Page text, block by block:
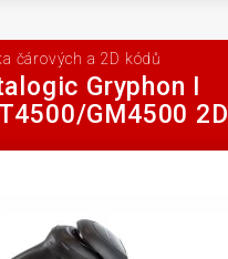
čárových a 2D kódů
Gryphon I
GM4500 2D